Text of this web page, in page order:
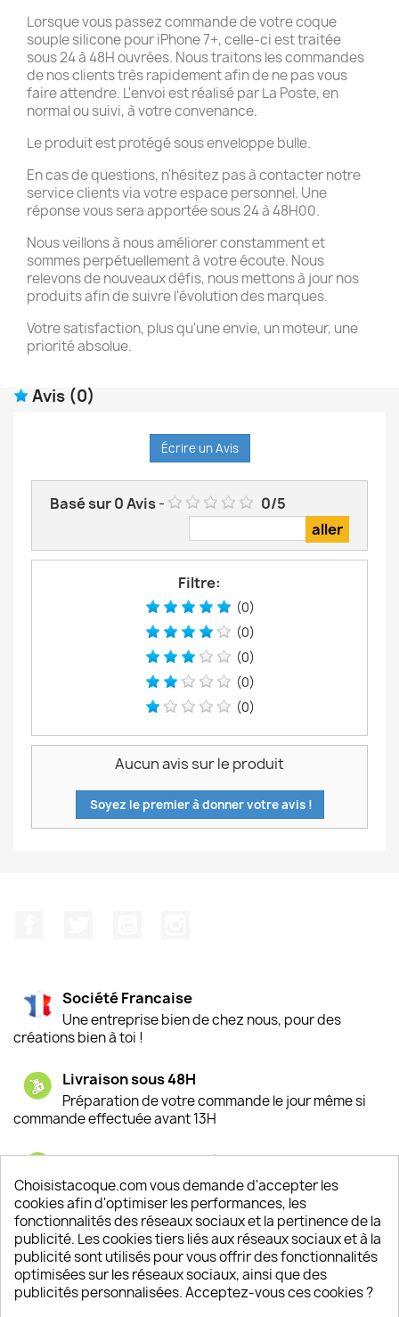
Lorsque vous passez commande de votre coque
souple silicone pour iPhone 7+, celle-ci est traitée
sous 24 à 48H ouvrées. Nous traitons les commandes
de nos clients très rapidement afin de ne pas vous
faire attendre. L'envoi est réalisé par La Poste, en
normal ou suivi, à votre convenance.
Le produit est protégé sous enveloppe bulle.
En cas de questions, n'hésitez pas à contacter notre
service clients via votre espace personnel. Une
réponse vous sera apportée sous 24 à 48H00.
Nous veillons à nous améliorer constamment et
sommes perpétuellement à votre écoute. Nous
relevons de nouveaux défis, nous mettons à jour nos
produits afin de suivre l'évolution des marques.
Votre satisfaction, plus qu'une envie, un moteur, une
priorité absolue.
Avis (0)
Écrire un Avis
Basé sur0Avis- 0/5
Filtre:
(0)
(0)
(0)
(0)
(0)
Aucun avis sur le produit
Soyez le premier à donner votre avis !
Société Francaise
Une entreprise bien de chez nous, pour des
créations bien à toi !
Livraison sous 48H
Préparation de votre commande le jour même si
commande effectuée avant 13H
Satisfaction de nos clients
Depuis 2009, entre 92% et 94% de nos clients
sont satisfaits de nos produits
Un SAV à votre écoute
Notre SAV est disponible 6/7J de 10h à 18H
Choisistacoque.com vous demande d'accepter les
cookies afin d'optimiser les performances, les
fonctionnalités des réseaux sociaux et la pertinence de la
publicité. Les cookies tiers liés aux réseaux sociaux et à la
publicité sont utilisés pour vous offrir des fonctionnalités
optimisées sur les réseaux sociaux, ainsi que des
publicités personnalisées. Acceptez-vous ces cookies ?